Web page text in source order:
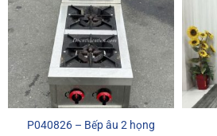
P040826 – Bếp âu 2 họng